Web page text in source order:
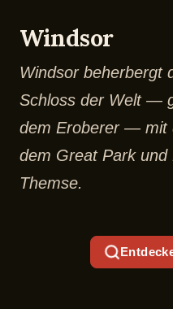
Windsor
Windsor beherbergt
Schloss der Welt —
dem Eroberer — mit
dem Great Park und
Themse.